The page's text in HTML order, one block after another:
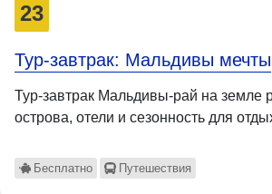
23
Тур-завтрак: Мальдивы мечты
Тур-завтрак Мальдивы-рай на земле
острова, отели и сезонность для
Бесплатно Путешествия